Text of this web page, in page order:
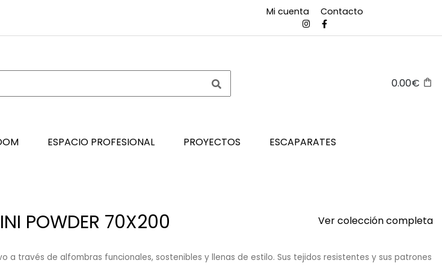
Mi cuenta Contacto
0.00€
ESPACIO PROFESIONAL PROYECTOS ESCAPARATES
POWDER 70X200
Ver colección completa
a través de alfombras funcionales, sostenibles y llenas de estilo. Sus tejidos resistentes y sus patrones